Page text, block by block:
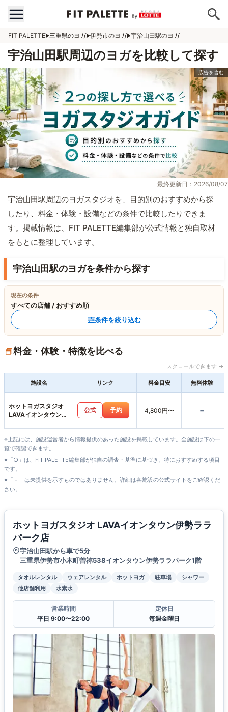
FIT PALETTE 三重県のヨガ 伊勢市のヨガ 宇治山田駅のヨガ
宇治山田駅周辺のヨガを比較して探す
最終更新日：2026/08/07
宇治山田駅周辺のヨガスタジオを、目的別のおすすめから探
したり、料金・体験・設備などの条件で比較したりできま
す。掲載情報は、FIT PALETTE編集部が公式情報と独自取材
をもとに整理しています。
宇治山田駅のヨガを条件から探す
現在の条件
すべての店舗 / おすすめ順
条件を絞り込む
料金・体験・特徴を比べる
スクロールできます →
施設名 リンク 料金目安 無料体験
ホットヨガスタジオ
LAVAイオンタウン伊
公式 予約 4,800円〜 -
※上記には、施設運営者から情報提供のあった施設を掲載しています。全施設は下の一
覧で確認できます。
※「○」は、FIT PALETTE編集部が独自の調査・基準に基づき、特におすすめする項目
です。
※「－」は未提供を示すものではありません。詳細は各施設の公式サイトをご確認くだ
さい。
ホットヨガスタジオ LAVAイオンタウン伊勢ララ
パーク店
宇治山田駅から車で5分
三重県伊勢市小木町曽祢538イオンタウン伊勢ララパーク1階
タオルレンタル ウェアレンタル ホットヨガ 駐車場
シャワー
他店舗利用
水素水
営業時間
平日 9:00〜22:00
定休日
毎週金曜日